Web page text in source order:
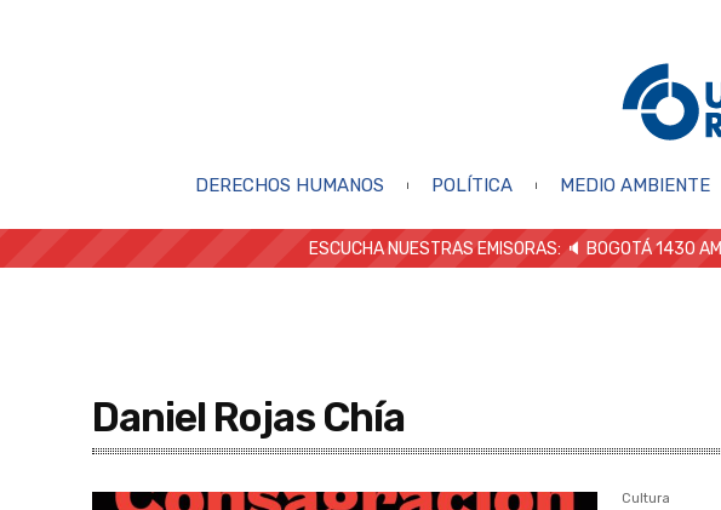
DERECHOS HUMANOS POLÍTICA MEDIO AMBIENTE
ESCUCHA NUESTRAS EMISORAS: 🔈 BOGOTÁ 1430 AM
Daniel Rojas Chía
Cultura